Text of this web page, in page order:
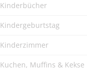
Kinderbücher
Kindergeburtstag
Kinderzimmer
Kuchen, Muffins & Kekse